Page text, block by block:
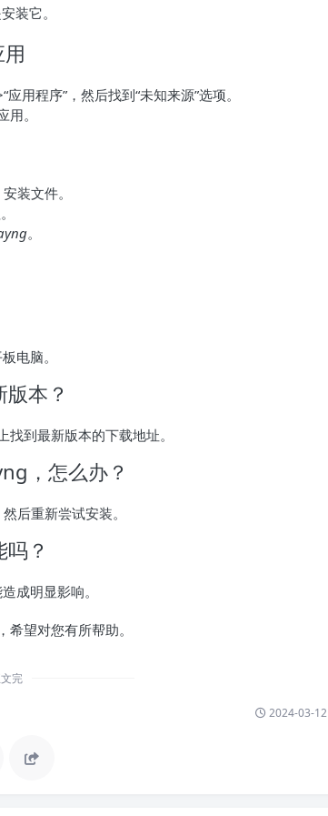
装它。
用程序”，然后找到“未知来源”选项。
。
安装文件。
。
电脑。
本？
到最新版本的下载地址。
，怎么办？
后重新尝试安装。
？
成明显影响。
望对您有所帮助。
完
2024-03-12